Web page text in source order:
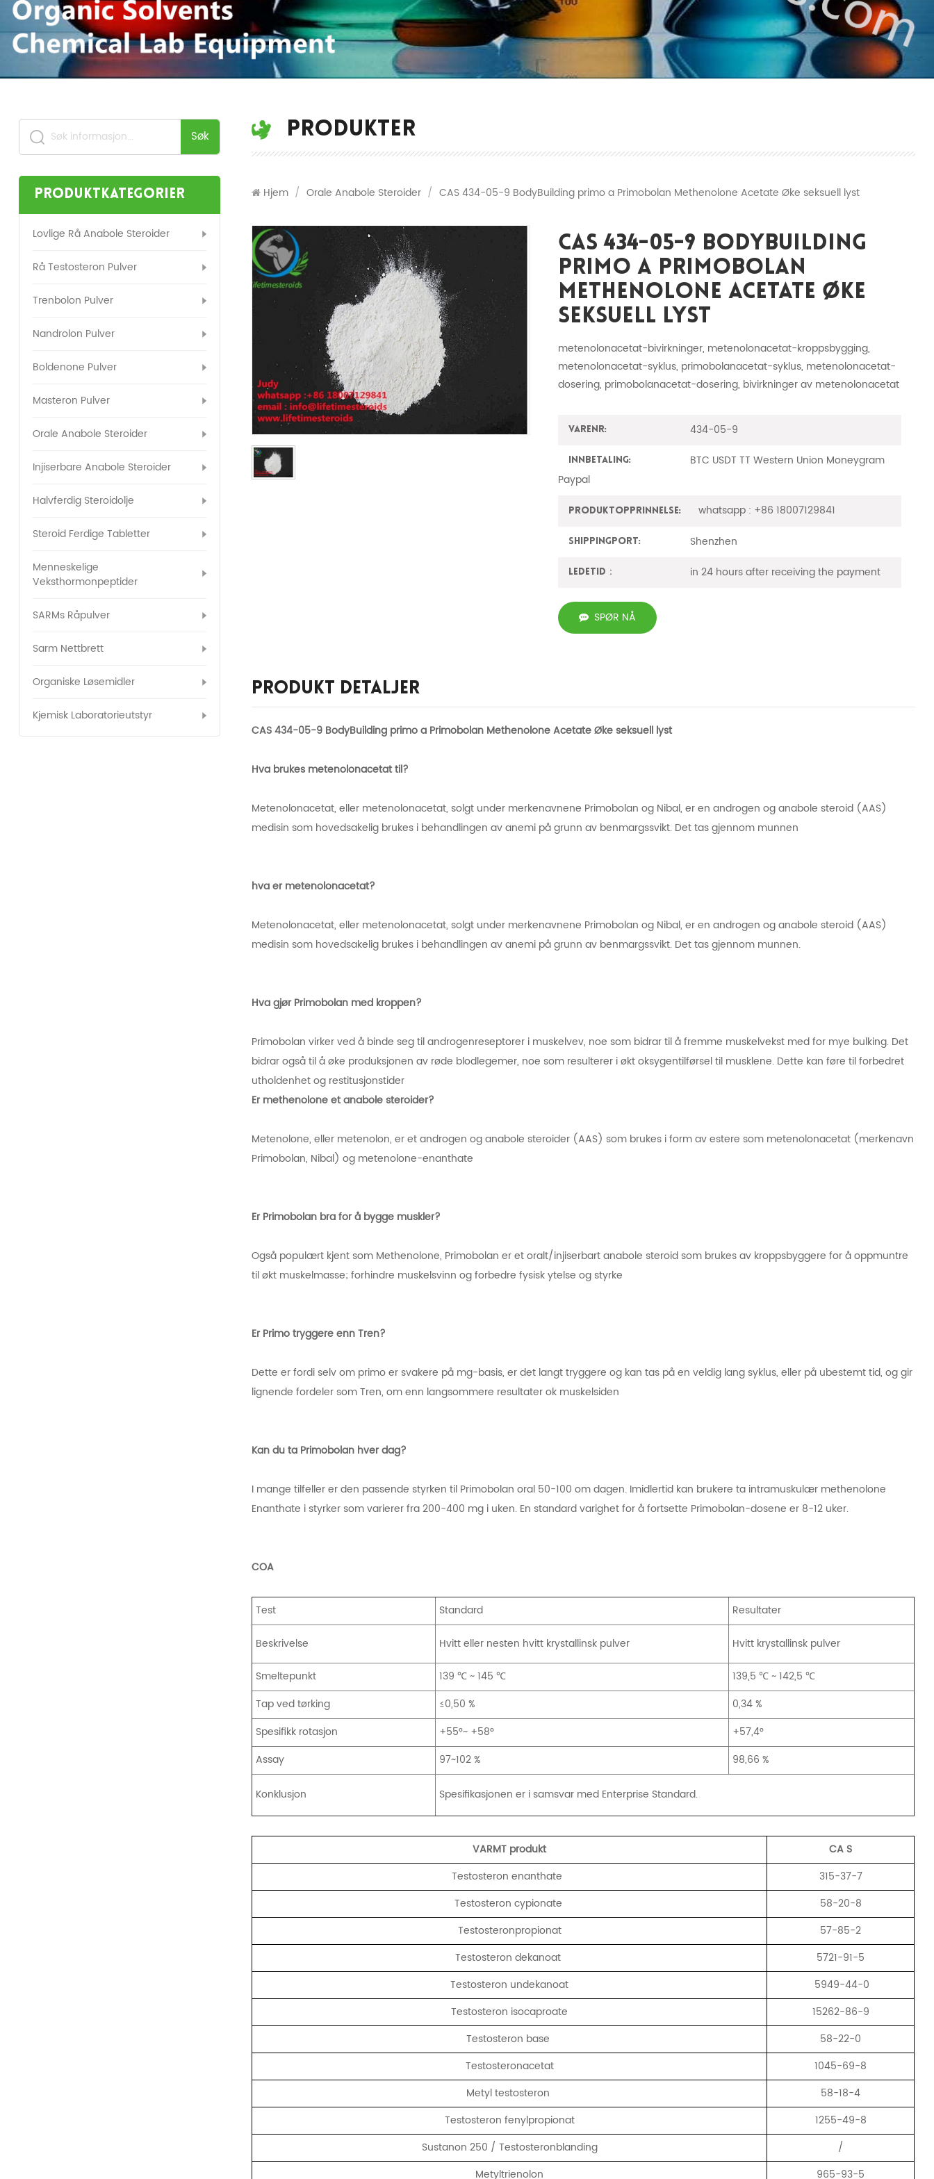
Søk
Produktkategorier
Lovlige Rå Anabole Steroider
Rå Testosteron Pulver
Trenbolon Pulver
Nandrolon Pulver
Boldenone Pulver
Masteron Pulver
Orale Anabole Steroider
Injiserbare Anabole Steroider
Halvferdig Steroidolje
Steroid Ferdige Tabletter
Menneskelige
Veksthormonpeptider
SARMs Råpulver
Sarm Nettbrett
Organiske Løsemidler
Kjemisk Laboratorieutstyr
PRODUKTER
Hjem / Orale Anabole Steroider / CAS 434-05-9 BodyBuilding primo a Primobolan Methenolone Acetate Øke seksuell lyst
CAS 434-05-9 BodyBuilding
Primo A Primobolan
Methenolone Acetate Øke
Seksuell Lyst
metenolonacetat-bivirkninger, metenolonacetat-kroppsbygging,
metenolonacetat-syklus, primobolanacetat-syklus, metenolonacetat-
dosering, primobolanacetat-dosering, bivirkninger av metenolonacetat
Varenr: 434-05-9
innbetaling:
BTC USDT TT Western Union Moneygram
Paypal
Produktopprinnelse: whatsapp : +86 18007129841
ShippingPort: Shenzhen
Ledetid： in 24 hours after receiving the payment
SPØR NÅ
Produkt Detaljer
CAS 434-05-9 BodyBuilding primo a Primobolan Methenolone Acetate Øke seksuell lyst
Hva brukes metenolonacetat til?
Metenolonacetat, eller metenolonacetat, solgt under merkenavnene Primobolan og Nibal, er en androgen og anabole steroid (AAS)
medisin som hovedsakelig brukes i behandlingen av anemi på grunn av benmargssvikt. Det tas gjennom munnen
hva er metenolonacetat?
Metenolonacetat, eller metenolonacetat, solgt under merkenavnene Primobolan og Nibal, er en androgen og anabole steroid (AAS)
medisin som hovedsakelig brukes i behandlingen av anemi på grunn av benmargssvikt. Det tas gjennom munnen.
Hva gjør Primobolan med kroppen?
Primobolan virker ved å binde seg til androgenreseptorer i muskelvev, noe som bidrar til å fremme muskelvekst med for mye bulking. Det
bidrar også til å øke produksjonen av røde blodlegemer, noe som resulterer i økt oksygentilførsel til musklene. Dette kan føre til forbedret
utholdenhet og restitusjonstider
Er methenolone et anabole steroider?
Metenolone, eller metenolon, er et androgen og anabole steroider (AAS) som brukes i form av estere som metenolonacetat (merkenavn
Primobolan, Nibal) og metenolone-enanthate
Er Primobolan bra for å bygge muskler?
Også populært kjent som Methenolone, Primobolan er et oralt/injiserbart anabole steroid som brukes av kroppsbyggere for å oppmuntre
til økt muskelmasse; forhindre muskelsvinn og forbedre fysisk ytelse og styrke
Er Primo tryggere enn Tren?
Dette er fordi selv om primo er svakere på mg-basis, er det langt tryggere og kan tas på en veldig lang syklus, eller på ubestemt tid, og gir
lignende fordeler som Tren, om enn langsommere resultater ok muskelsiden
Kan du ta Primobolan hver dag?
I mange tilfeller er den passende styrken til Primobolan oral 50-100 om dagen. Imidlertid kan brukere ta intramuskulær methenolone
Enanthate i styrker som varierer fra 200-400 mg i uken. En standard varighet for å fortsette Primobolan-dosene er 8-12 uker.
COA
Test Standard Resultater
Beskrivelse Hvitt eller nesten hvitt krystallinsk pulver Hvitt krystallinsk pulver
Smeltepunkt 139 ℃ ~ 145 ℃
139,5 ℃ ~ 142,5 ℃
Tap ved tørking
≤0,50 %
0,34 %
Spesifikk rotasjon
+55°~ +58°
+57,4°
Assay
97~102 % 98,66 %
Konklusjon Spesifikasjonen er i samsvar med Enterprise Standard.
VARMT produkt CA S
Testosteron enanthate
315-37-7
Testosteron cypionate
58-20-8
Testosteronpropionat
57-85-2
Testosteron dekanoat
5721-91-5
Testosteron undekanoat
5949-44-0
Testosteron isocaproate
15262-86-9
Testosteron base
58-22-0
Testosteronacetat
1045-69-8
Metyl testosteron
58-18-4
Testosteron fenylpropionat
1255-49-8
Sustanon 250 / Testosteronblanding
/
Metyltrienolon
965-93-5